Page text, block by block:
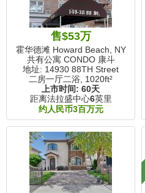
售$53万
霍华德滩 Howard Beach, NY
共有公寓 CONDO 康斗
地址: 14930 88TH Street
二房一厅二浴, 1020ft²
上市时间: 60天
距离法拉盛中心6英里
约人民币3百万元